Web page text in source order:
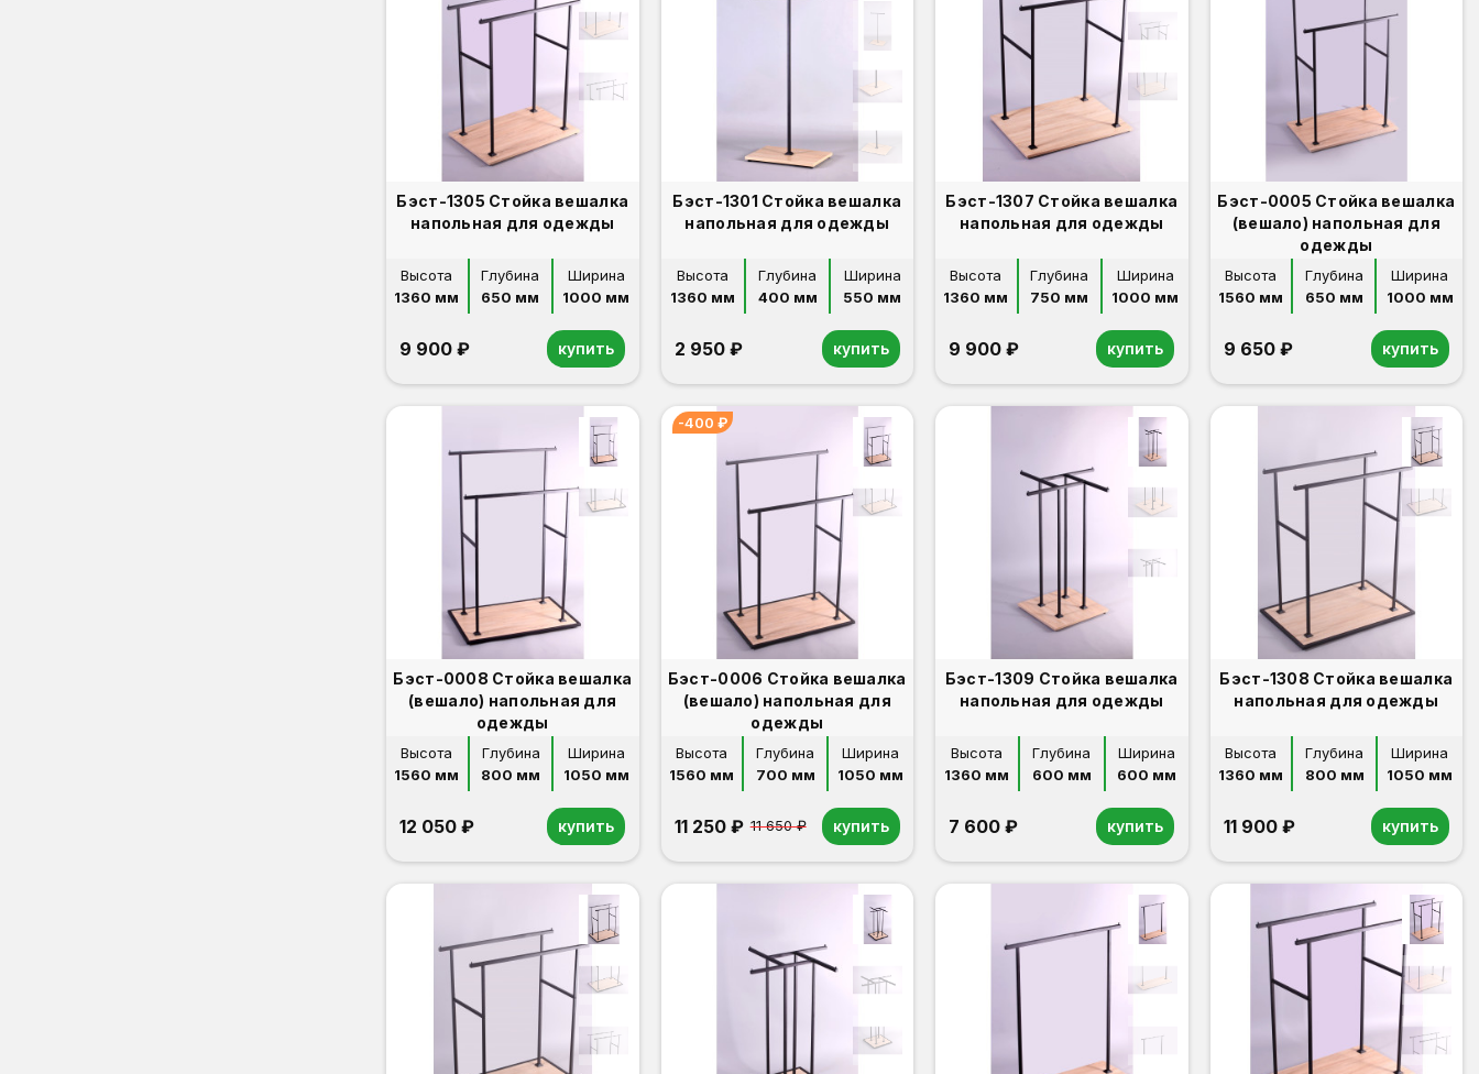
Бэст-1305 Стойка вешалка
напольная для одежды
Высота
1360 мм
Глубина
650 мм
Ширина
1000 мм
9 900 ₽ купить
Бэст-1301 Стойка вешалка
напольная для одежды
Высота
1360 мм
Глубина
400 мм
Ширина
550 мм
2 950 ₽ купить
Бэст-1307 Стойка вешалка
напольная для одежды
Высота
1360 мм
Глубина
750 мм
Ширина
1000 мм
9 900 ₽ купить
Бэст-0005 Стойка вешалка
(вешало) напольная для
одежды
Высота
1560 мм
Глубина
650 мм
Ширина
1000 мм
9 650 ₽ купить
Бэст-0008 Стойка вешалка
(вешало) напольная для
одежды
Высота
1560 мм
Глубина
800 мм
Ширина
1050 мм
12 050 ₽ купить
-400 ₽
Бэст-0006 Стойка вешалка
(вешало) напольная для
одежды
Высота
1560 мм
Глубина
700 мм
Ширина
1050 мм
11 250 ₽ 11 650 ₽ купить
Бэст-1309 Стойка вешалка
напольная для одежды
Высота
1360 мм
Глубина
600 мм
Ширина
600 мм
7 600 ₽ купить
Бэст-1308 Стойка вешалка
напольная для одежды
Высота
1360 мм
Глубина
800 мм
Ширина
1050 мм
11 900 ₽ купить